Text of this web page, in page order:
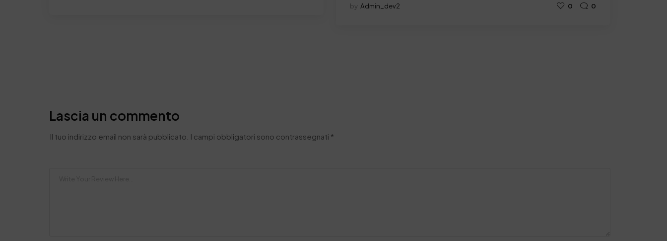
by Admin_dev2 0 0
Lascia un commento
Il tuo indirizzo email non sarà pubblicato. I campi obbligatori sono contrassegnati *